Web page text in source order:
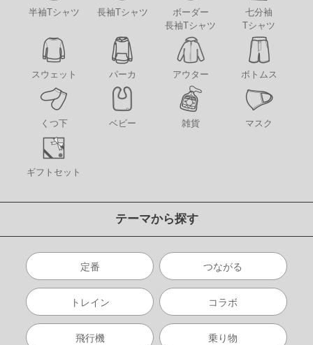
半袖Tシャツ 長袖Tシャツ
ボーダー
長袖Tシャツ
七分袖
Tシャツ
スウェット パーカ アウター ボトムス
くつ下 ベビー 雑貨 マスク
ギフトセット
テーマから探す
定番 つながる
トレイン コラボ
飛行機 乗り物